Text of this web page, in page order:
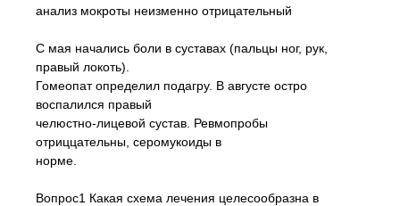
анализ мокроты неизменно отрицательный
С мая начались боли в суставах (пальцы ног, рук,
правый локоть).
Гомеопат определил подагру. В августе остро
воспалился правый
челюстно-лицевой сустав. Ревмопробы
отриццательны, серомукоиды в
норме.
Вопрос1 Какая схема лечения целесообразна в